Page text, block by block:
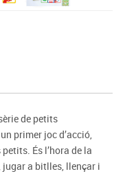
de petits
primer joc d’acció,
És l’hora de la
a bitlles, llençar i